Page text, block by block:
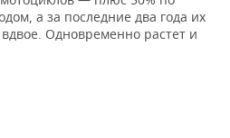
а за последние два года их
Одновременно растет и